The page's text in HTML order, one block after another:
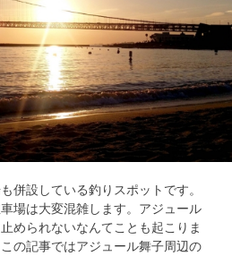
併設している釣りスポットです。
場は大変混雑します。アジュール
められないなんてことも起こりま
の記事ではアジュール舞子周辺の